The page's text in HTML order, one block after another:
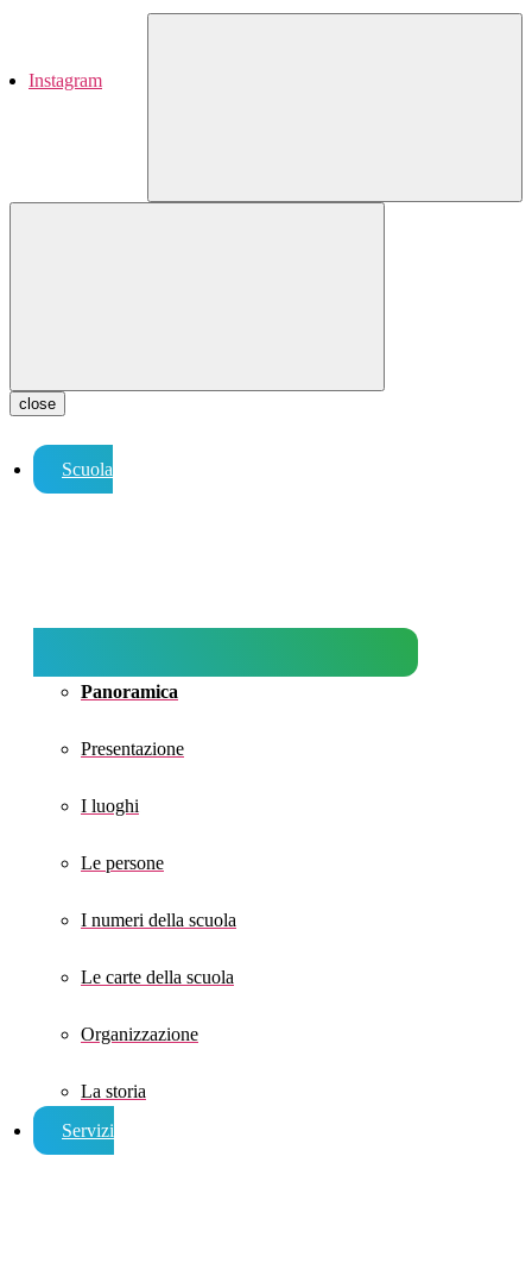
Instagram
close
Scuola
Panoramica
Presentazione
I luoghi
Le persone
I numeri della scuola
Le carte della scuola
Organizzazione
La storia
Servizi